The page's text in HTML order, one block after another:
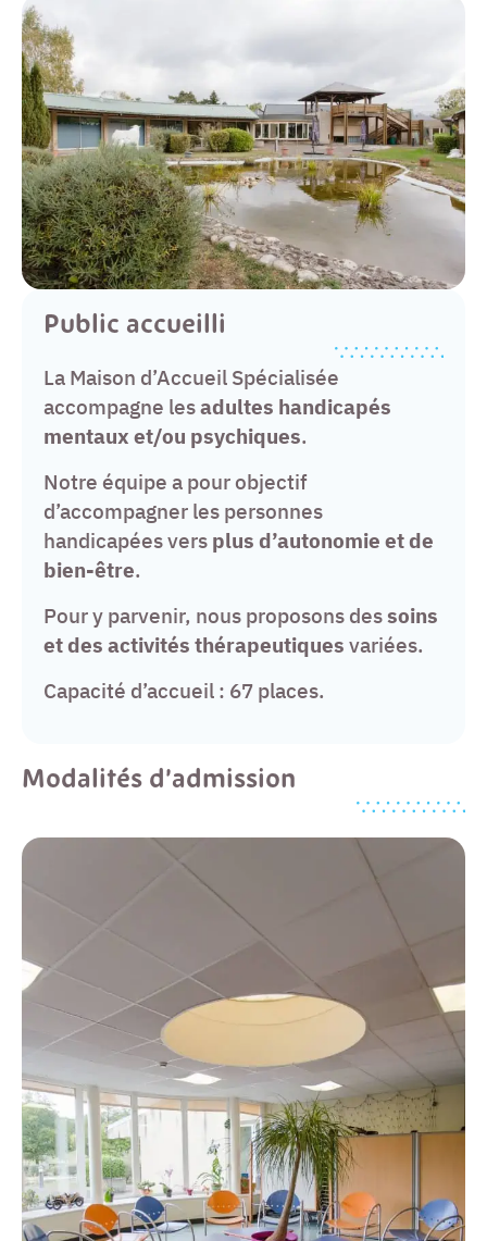
Public accueilli
La Maison d’Accueil Spécialisée
accompagne lesadultes handicapés
mentaux et/ou psychiques.
Notre équipe a pour objectif
d’accompagner les personnes
handicapées vers plus d’autonomie et de
bien-être.
Pour y parvenir, nous proposons dessoins
et des activités thérapeutiques variées.
Capacité d’accueil : 67 places.
Modalités d’admission